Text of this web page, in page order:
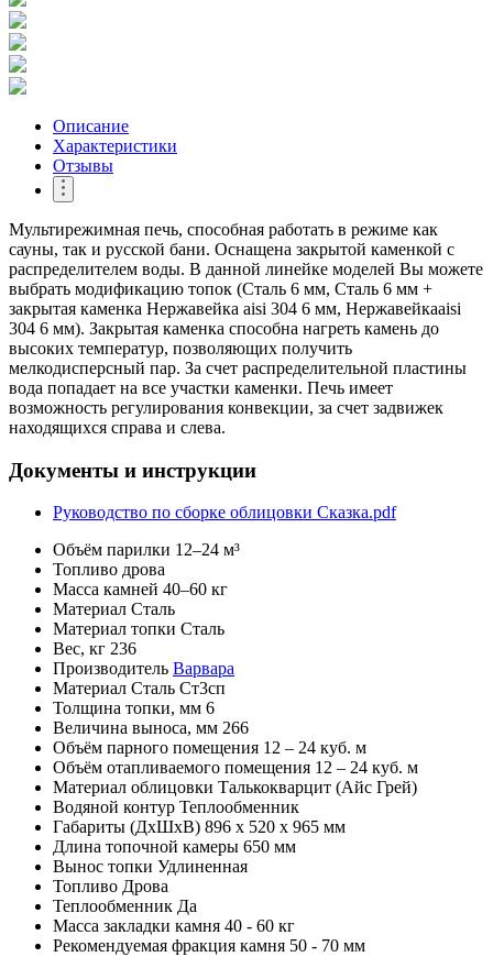
Описание
Характеристики
Отзывы
Мультирежимная печь, способная работать в режиме как
сауны, так и русской бани. Оснащена закрытой каменкой с
распределителем воды. В данной линейке моделей Вы можете
выбрать модификацию топок (Сталь 6 мм, Сталь 6 мм +
закрытая каменка Нержавейка aisi 304 6 мм, Нержавейкаaisi
304 6 мм). Закрытая каменка способна нагреть камень до
высоких температур, позволяющих получить
мелкодисперсный пар. За счет распределительной пластины
вода попадает на все участки каменки. Печь имеет
возможность регулирования конвекции, за счет задвижек
находящихся справа и слева.
Документы и инструкции
Руководство по сборке облицовки Сказка.pdf
Объём парилки 12–24 м³
Топливо дрова
Масса камней 40–60 кг
Материал Сталь
Материал топки Сталь
Вес, кг 236
Производитель Варвара
Материал Сталь Ст3сп
Толщина топки, мм 6
Величина выноса, мм 266
Объём парного помещения 12 – 24 куб. м
Объём отапливаемого помещения 12 – 24 куб. м
Материал облицовки Талькокварцит (Айс Грей)
Водяной контур Теплообменник
Габариты (ДхШхВ) 896 х 520 х 965 мм
Длина топочной камеры 650 мм
Вынос топки Удлиненная
Топливо Дрова
Теплообменник Да
Масса закладки камня 40 - 60 кг
Рекомендуемая фракция камня 50 - 70 мм